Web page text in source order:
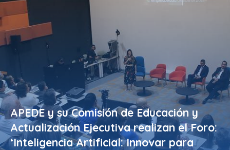
APEDE y su Comisión de Educación y
Actualización Ejecutiva realizan el Foro:
‘Inteligencia Artificial: Innovar para